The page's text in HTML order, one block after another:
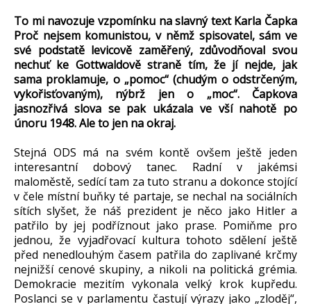
To mi navozuje vzpomínku na slavný text Karla Čapka
Proč nejsem komunistou, v němž spisovatel, sám ve
své podstatě levicově zaměřený, zdůvodňoval svou
nechuť ke Gottwaldově straně tím, že jí nejde, jak
sama proklamuje, o „pomoc“ (chudým o odstrčeným,
vykořisťovaným), nýbrž jen o „moc“. Čapkova
jasnozřivá slova se pak ukázala ve vší nahotě po
únoru 1948. Ale to jen na okraj.
Stejná ODS má na svém kontě ovšem ještě jeden
interesantní dobový tanec. Radní v jakémsi
maloměstě, sedící tam za tuto stranu a dokonce stojící
v čele místní buňky té partaje, se nechal na sociálních
sítích slyšet, že náš prezident je něco jako Hitler a
patřilo by jej podříznout jako prase. Pomiňme pro
jednou, že vyjadřovací kultura tohoto sdělení ještě
před nenedlouhým časem patřila do zaplivané krčmy
nejnižší cenové skupiny, a nikoli na politická grémia.
Demokracie mezitím vykonala velký krok kupředu.
Poslanci se v parlamentu častují výrazy jako „zloděj“,